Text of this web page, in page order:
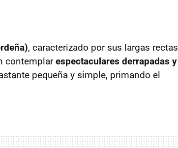
, caracterizado por sus largas rectas
contemplarespectaculares derrapadas y
pequeña y simple, primando el